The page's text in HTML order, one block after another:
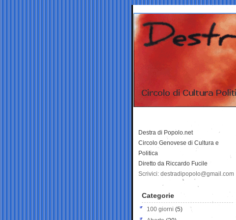
Destra di Popolo.net
Circolo Genovese di Cultura e
Politica
Diretto da Riccardo Fucile
Scrivici: destradipopolo@gmail.com
Categorie
100 giorni (5)